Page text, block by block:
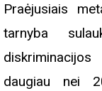
Praėjusiais
tarnyba
daugiau nei